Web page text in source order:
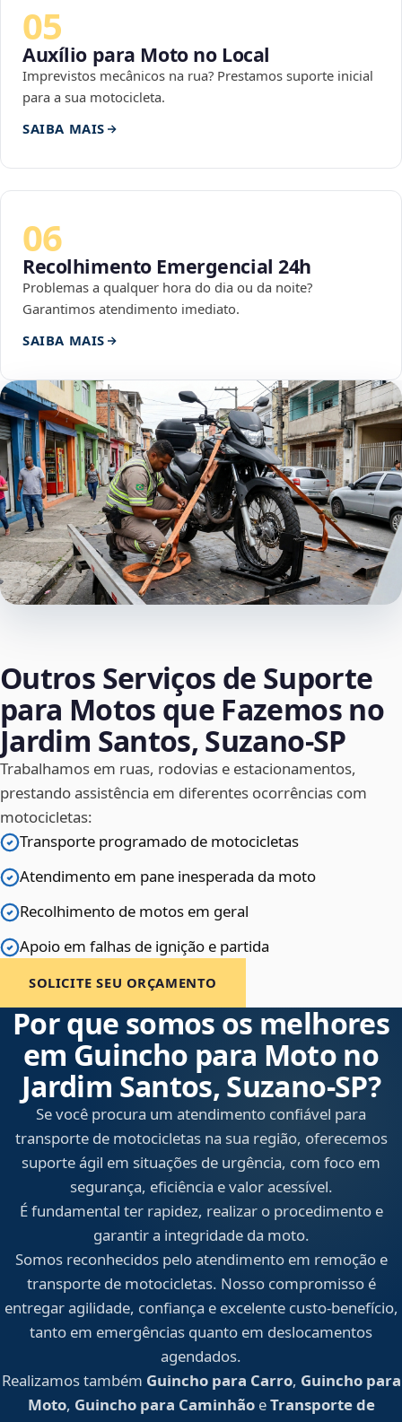
05
Auxílio para Moto no Local
Imprevistos mecânicos na rua? Prestamos suporte inicial
para a sua motocicleta.
SAIBA MAIS
06
Recolhimento Emergencial 24h
Problemas a qualquer hora do dia ou da noite?
Garantimos atendimento imediato.
SAIBA MAIS
Outros Serviços de Suporte
para Motos que Fazemos no
Jardim Santos, Suzano‑SP
Trabalhamos em ruas, rodovias e estacionamentos,
prestando assistência em diferentes ocorrências com
motocicletas:
Transporte programado de motocicletas
Atendimento em pane inesperada da moto
Recolhimento de motos em geral
Apoio em falhas de ignição e partida
SOLICITE SEU ORÇAMENTO
Por que somos os melhores
em Guincho para Moto no
Jardim Santos, Suzano‑SP?
Se você procura um atendimento confiável para
transporte de motocicletas na sua região, oferecemos
suporte ágil em situações de urgência, com foco em
segurança, eficiência e valor acessível.
É fundamental ter rapidez, realizar o procedimento e
garantir a integridade da moto.
Somos reconhecidos pelo atendimento em remoção e
transporte de motocicletas. Nosso compromisso é
entregar agilidade, confiança e excelente custo-benefício,
tanto em emergências quanto em deslocamentos
agendados.
Realizamos também Guincho para Carro, Guincho para
Moto, Guincho para CaminhãoeTransporte de